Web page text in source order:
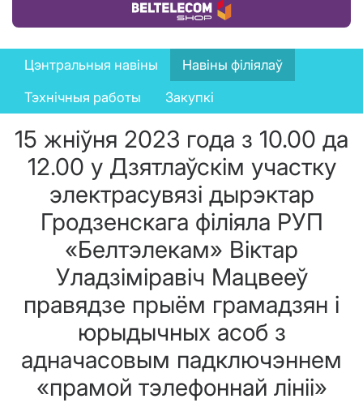
Купіць тавар
News
menu
Цэнтральныя навіны
Навіны філіялаў
Тэхнічныя работы
Закупкі
15 жніўня 2023 года з 10.00 да
12.00 у Дзятлаўскім участку
электрасувязі дырэктар
Гродзенскага філіяла РУП
«Белтэлекам» Віктар
Уладзіміравіч Мацвееў
правядзе прыём грамадзян і
юрыдычных асоб з
адначасовым падключэннем
«прамой тэлефоннай лініі»